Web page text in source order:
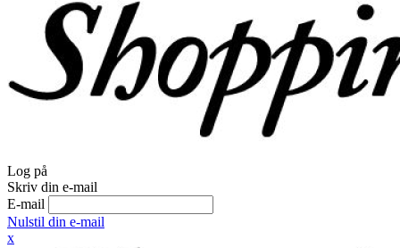
Log på
Skriv din e-mail
E-mail
Nulstil din e-mail
x